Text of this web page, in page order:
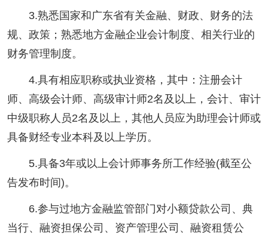
3.熟悉国家和广东省有关金融、财政、财务的法
规、政策；熟悉地方金融企业会计制度、相关行业的
财务管理制度。
4.具有相应职称或执业资格，其中：注册会计
师、高级会计师、高级审计师2名及以上，会计、审计
中级职称人员2名及以上，其他人员应为助理会计师或
具备财经专业本科及以上学历。
5.具备3年或以上会计师事务所工作经验(截至公
告发布时间)。
6.参与过地方金融监管部门对小额贷款公司、典
当行、融资担保公司、资产管理公司、融资租赁公